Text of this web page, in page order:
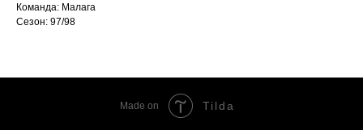
Команда: Малага
Сезон: 97/98
Made on Tilda